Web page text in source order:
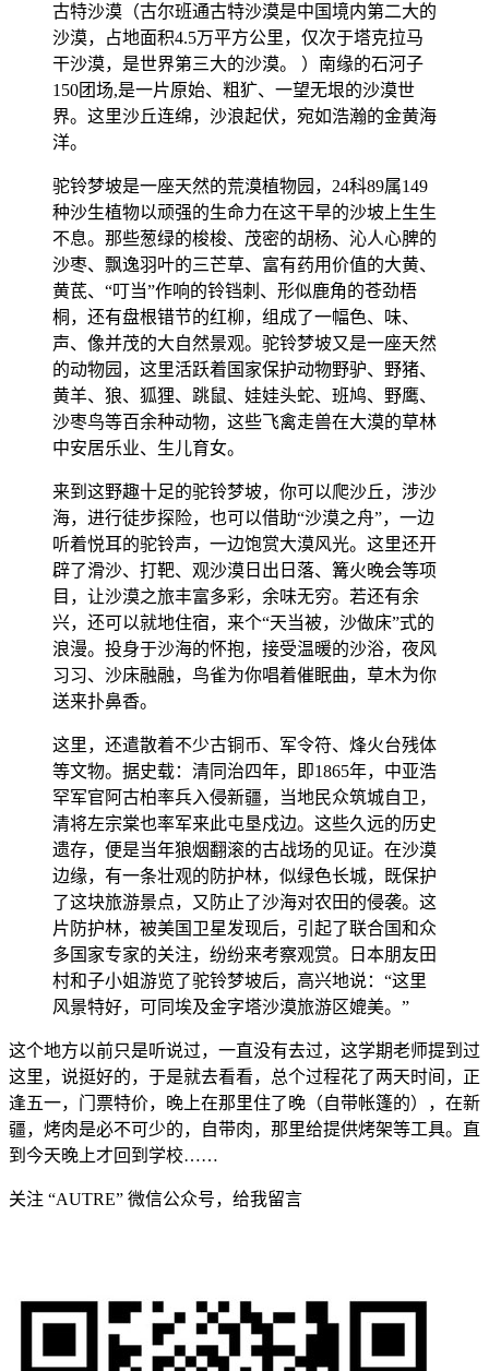
古特沙漠（古尔班通古特沙漠是中国境内第二大的
沙漠，占地面积4.5万平方公里，仅次于塔克拉马
干沙漠，是世界第三大的沙漠。 ）南缘的石河子
150团场,是一片原始、粗犷、一望无垠的沙漠世
界。这里沙丘连绵，沙浪起伏，宛如浩瀚的金黄海
洋。
驼铃梦坡是一座天然的荒漠植物园，24科89属149
种沙生植物以顽强的生命力在这干旱的沙坡上生生
不息。那些葱绿的梭梭、茂密的胡杨、沁人心脾的
沙枣、飘逸羽叶的三芒草、富有药用价值的大黄、
黄茋、“叮当”作响的铃铛刺、形似鹿角的苍劲梧
桐，还有盘根错节的红柳，组成了一幅色、味、
声、像并茂的大自然景观。驼铃梦坡又是一座天然
的动物园，这里活跃着国家保护动物野驴、野猪、
黄羊、狼、狐狸、跳鼠、娃娃头蛇、班鸠、野鹰、
沙枣鸟等百余种动物，这些飞禽走兽在大漠的草林
中安居乐业、生儿育女。
来到这野趣十足的驼铃梦坡，你可以爬沙丘，涉沙
海，进行徒步探险，也可以借助“沙漠之舟”，一边
听着悦耳的驼铃声，一边饱赏大漠风光。这里还开
辟了滑沙、打靶、观沙漠日出日落、篝火晚会等项
目，让沙漠之旅丰富多彩，余味无穷。若还有余
兴，还可以就地住宿，来个“天当被，沙做床”式的
浪漫。投身于沙海的怀抱，接受温暖的沙浴，夜风
习习、沙床融融，鸟雀为你唱着催眠曲，草木为你
送来扑鼻香。
这里，还遣散着不少古铜币、军令符、烽火台残体
等文物。据史载：清同治四年，即1865年，中亚浩
罕军官阿古柏率兵入侵新疆，当地民众筑城自卫，
清将左宗棠也率军来此屯垦戍边。这些久远的历史
遗存，便是当年狼烟翻滚的古战场的见证。在沙漠
边缘，有一条壮观的防护林，似绿色长城，既保护
了这块旅游景点，又防止了沙海对农田的侵袭。这
片防护林，被美国卫星发现后，引起了联合国和众
多国家专家的关注，纷纷来考察观赏。日本朋友田
村和子小姐游览了驼铃梦坡后，高兴地说：“这里
风景特好，可同埃及金字塔沙漠旅游区媲美。”
这个地方以前只是听说过，一直没有去过，这学期老师提到过
这里，说挺好的，于是就去看看，总个过程花了两天时间，正
逢五一，门票特价，晚上在那里住了晚（自带帐篷的），在新
疆，烤肉是必不可少的，自带肉，那里给提供烤架等工具。直
到今天晚上才回到学校……
关注 “AUTRE” 微信公众号，给我留言